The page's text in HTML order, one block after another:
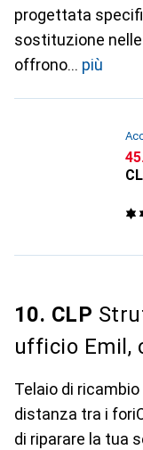
progettata
sostituzione
offrono
più
10. CLP
ufficio Emil,
Telaio di
distanza tra i
di riparare la tua